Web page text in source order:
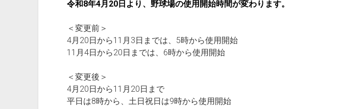
令和8年4月20日より、野球場の使用開始時間が変わります。
＜変更前＞
4月20日から11月3日までは、5時から使用開始
11月4日から20日までは、6時から使用開始
＜変更後＞
4月20日から11月20日まで
平日は8時から、土日祝日は9時から使用開始